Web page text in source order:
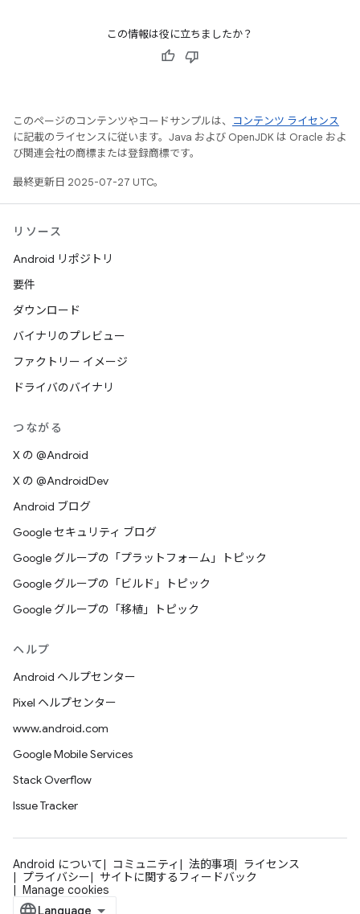
この情報は役に立ちましたか？
このページのコンテンツやコードサンプルは、
コンテンツ ライセンス
に記載のライセンスに従います。Java および OpenJDK は Oracle およ
び関連会社の商標または登録商標です。
最終更新日 2025-07-27 UTC。
リソース
Android リポジトリ
要件
ダウンロード
バイナリのプレビュー
ファクトリー イメージ
ドライバのバイナリ
つながる
X の @Android
X の @AndroidDev
Android ブログ
Google セキュリティ ブログ
Google グループの「プラットフォーム」トピック
Google グループの「ビルド」トピック
Google グループの「移植」トピック
ヘルプ
Android ヘルプセンター
Pixel ヘルプセンター
www.android.com
Google Mobile Services
Stack Overflow
Issue Tracker
Android について コミュニティ 法的事項
ライセンス
プライバシー
サイトに関するフィードバック
Manage cookies